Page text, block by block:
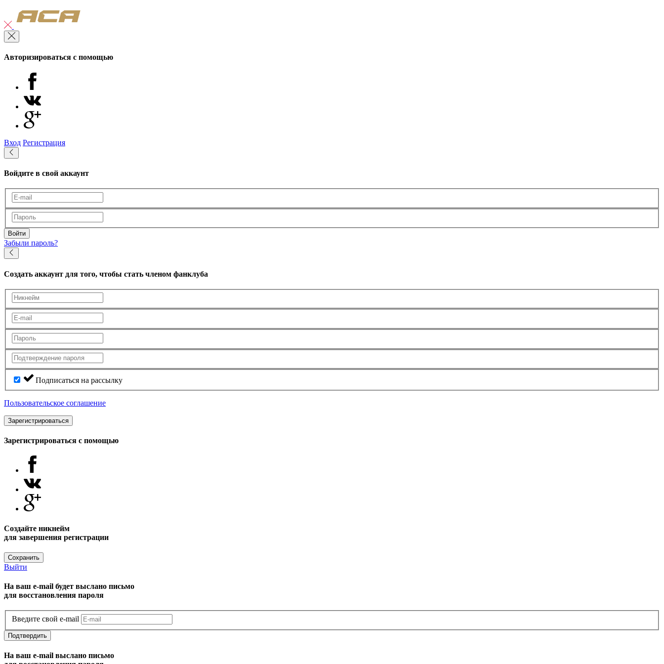
Авторизироваться с помощью
Вход Регистрация
Войдите в свой аккаунт
Войти
Забыли пароль?
Создать аккаунт для того, чтобы стать членом фанклуба
Подписаться на рассылку
Пользовательское соглашение
Зарегистрироваться
Зарегистрироваться с помощью
Создайте никнейм
для завершения регистрации
Сохранить
Выйти
На ваш e-mail будет выслано письмо
для восстановления пароля
Введите свой e-mail
Подтвердить
На ваш e-mail выслано письмо